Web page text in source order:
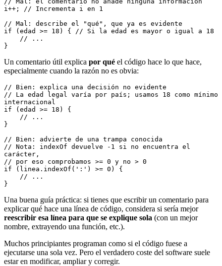
i++; // Incrementa i en 1
// Mal: describe el "qué", que ya es evidente
if (edad >= 18) { // Si la edad es mayor o igual a 18
// ...
}
Un comentario útil explica por qué el código hace lo que hace,
especialmente cuando la razón no es obvia:
// Bien: explica una decisión no evidente
// La edad legal varía por país; usamos 18 como mínimo
internacional
if (edad >= 18) {
// ...
}
// Bien: advierte de una trampa conocida
// Nota: indexOf devuelve -1 si no encuentra el
carácter,
// por eso comprobamos >= 0 y no > 0
if (linea.indexOf(':') >= 0) {
// ...
}
Una buena guía práctica: si tienes que escribir un comentario para
explicar qué hace una línea de código, considera si sería mejor
reescribir esa línea para que se explique sola (con un mejor
nombre, extrayendo una función, etc.).
Muchos principiantes programan como si el código fuese a
ejecutarse una sola vez. Pero el verdadero coste del software suele
estar en modificar, ampliar y corregir.